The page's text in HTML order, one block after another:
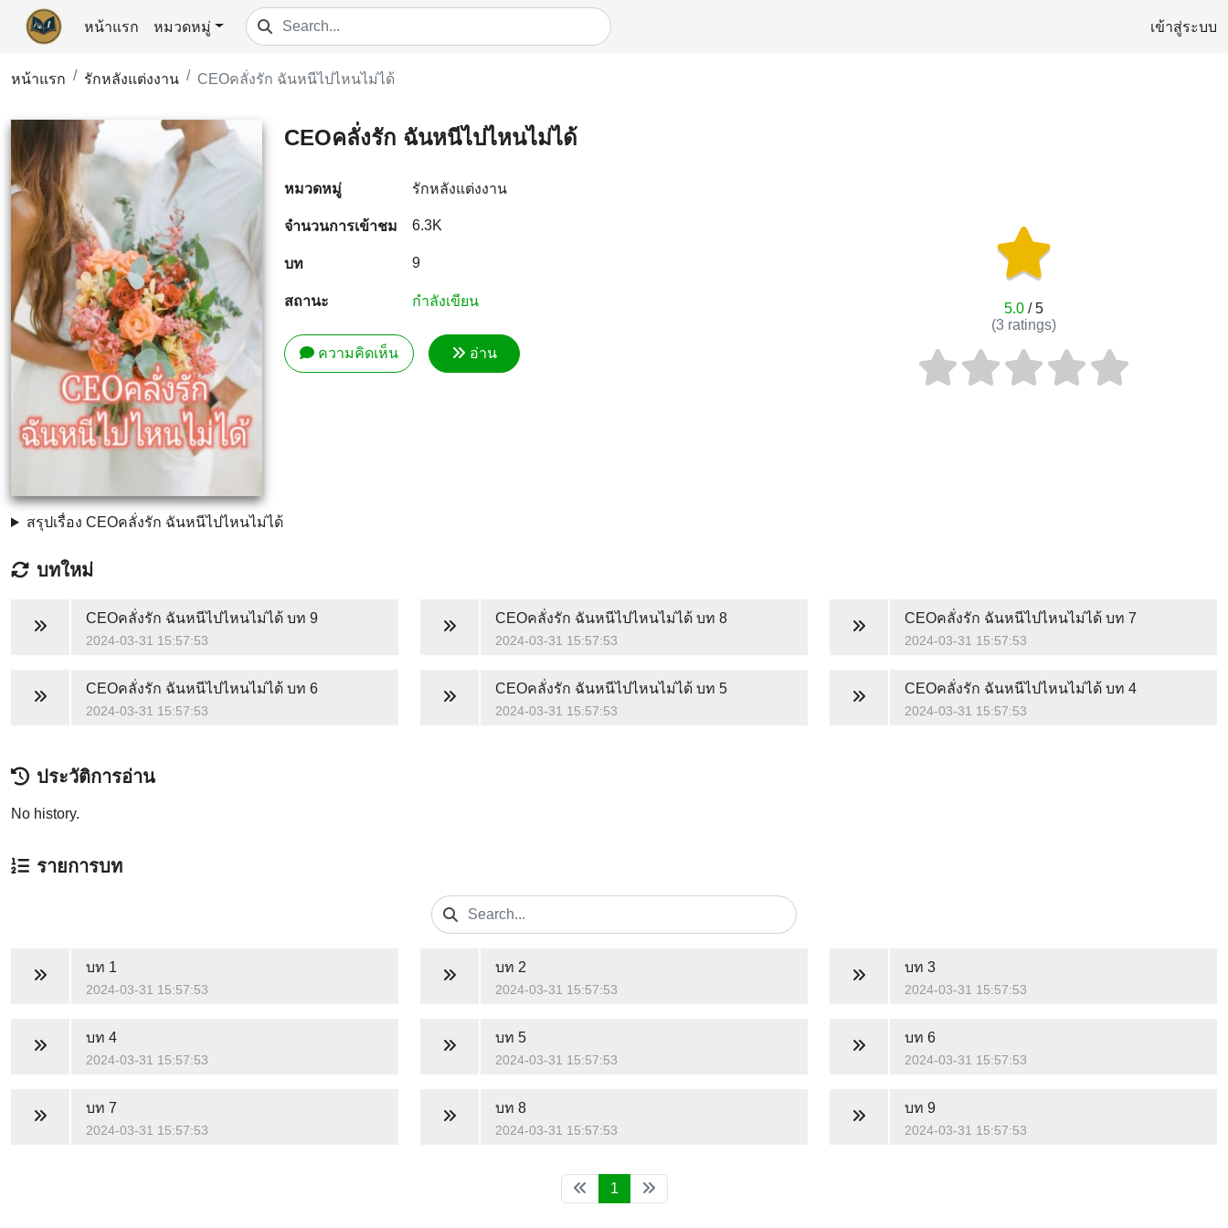
หน้าแรก หมวดหมู่ เข้าสู่ระบบ
หน้าแรก รักหลังแต่งงาน CEOคลั่งรัก ฉันหนีไปไหนไม่ได้
CEOคลั่งรัก ฉันหนีไปไหนไม่ได้
หมวดหมู่ รักหลังแต่งงาน
จำนวนการเข้าชม 6.3K
บท 9
สถานะ กำลังเขียน
ความคิดเห็น อ่าน
5.0/ 5
(3 ratings)
สรุปเรื่อง CEOคลั่งรัก ฉันหนีไปไหนไม่ได้
บทใหม่
CEOคลั่งรัก ฉันหนีไปไหนไม่ได้บท 9
2024-03-31 15:57:53
CEOคลั่งรัก ฉันหนีไปไหนไม่ได้บท 8
2024-03-31 15:57:53
CEOคลั่งรัก ฉันหนีไปไหนไม่ได้บท 7
2024-03-31 15:57:53
CEOคลั่งรัก ฉันหนีไปไหนไม่ได้บท 6
2024-03-31 15:57:53
CEOคลั่งรัก ฉันหนีไปไหนไม่ได้บท 5
2024-03-31 15:57:53
CEOคลั่งรัก ฉันหนีไปไหนไม่ได้บท 4
2024-03-31 15:57:53
ประวัติการอ่าน
No history.
รายการบท
บท 1
2024-03-31 15:57:53
บท 2
2024-03-31 15:57:53
บท 3
2024-03-31 15:57:53
บท 4
2024-03-31 15:57:53
บท 5
2024-03-31 15:57:53
บท 6
2024-03-31 15:57:53
บท 7
2024-03-31 15:57:53
บท 8
2024-03-31 15:57:53
บท 9
2024-03-31 15:57:53
1